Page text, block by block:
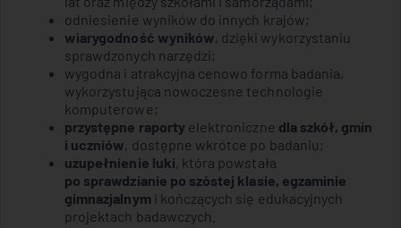
odniesienie wyników do innych krajów;
wiarygodność wyników, dzięki wykorzystaniu
sprawdzonych narzędzi;
wygodna i atrakcyjna cenowo forma badania,
wykorzystująca nowoczesne technologie
komputerowe;
przystępne raportyelektroniczne dla szkół, gmin
i uczniów, dostępne wkrótce po badaniu;
uzupełnienie luki, która powstała
po sprawdzianie po szóstej klasie, egzaminie
gimnazjalnym i kończących się edukacyjnych
projektach badawczych.